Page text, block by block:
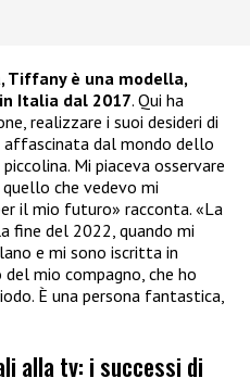
Tiffany è una modella,
Italia dal 2017. Qui ha
realizzare i suoi desideri di
affascinata dal mondo dello
Mi piaceva osservare
che vedevo mi
il mio futuro» racconta. «La
fine del 2022, quando mi
e mi sono iscritta in
del mio compagno, che ho
È una persona fantastica,
alla tv: i successi di